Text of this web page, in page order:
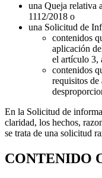
una Queja relativa
1112/2018 o
una Solicitud de
contenidos
aplicación
el artículo 3,
contenidos
requisitos
En la Solicitud de
claridad, los hechos,
se trata de una solicitud
CONTENIDO